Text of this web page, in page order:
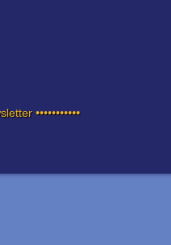
•••••••••••